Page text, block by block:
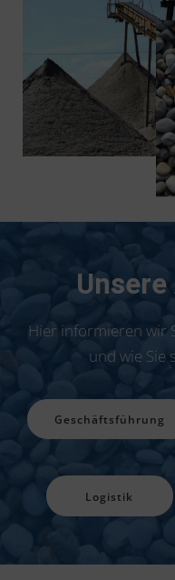
Hier informieren wir
und wie Sie
Geschäftsführung
Logistik